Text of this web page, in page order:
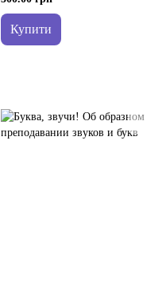
Купити